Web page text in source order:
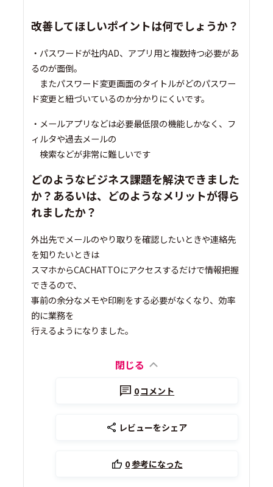
改善してほしいポイントは何でしょうか？
・パスワードが社内AD、アプリ用と複数持つ必要があ
るのが面倒。
またパスワード変更画面のタイトルがどのパスワー
ド変更と紐づいているのか分かりにくいです。
・メールアプリなどは必要最低限の機能しかなく、フ
ィルタや過去メールの
検索などが非常に難しいです
どのようなビジネス課題を解決できました
か？あるいは、どのようなメリットが得ら
れましたか？
外出先でメールのやり取りを確認したいときや連絡先
を知りたいときは
スマホからCACHATTOにアクセスするだけで情報把握
できるので、
事前の余分なメモや印刷をする必要がなくなり、効率
的に業務を
行えるようになりました。
閉じる
0コメント
レビューをシェア
0参考になった